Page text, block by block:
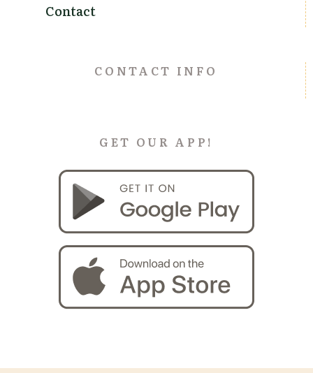
Contact
CONTACT INFO
GET OUR APP!